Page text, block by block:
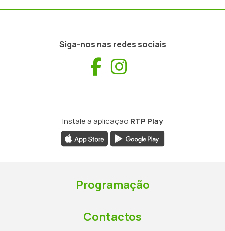
Siga-nos nas redes sociais
Facebook
Instale a aplicação RTP Play
Programação
Contactos